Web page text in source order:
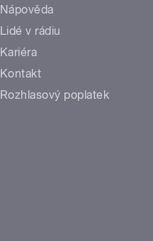
Nápověda
Lidé v rádiu
Kariéra
Kontakt
Rozhlasový poplatek